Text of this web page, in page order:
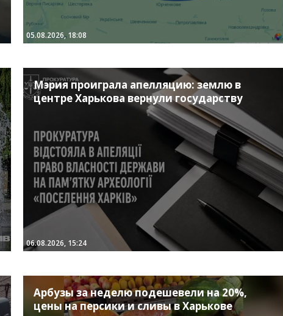
05.08.2026, 18:08
Мэрия проиграла апелляцию: землю в
центре Харькова вернули государству
06.08.2026, 15:24
Арбузы за неделю подешевели на 20%,
цены на персики и сливы в Харькове